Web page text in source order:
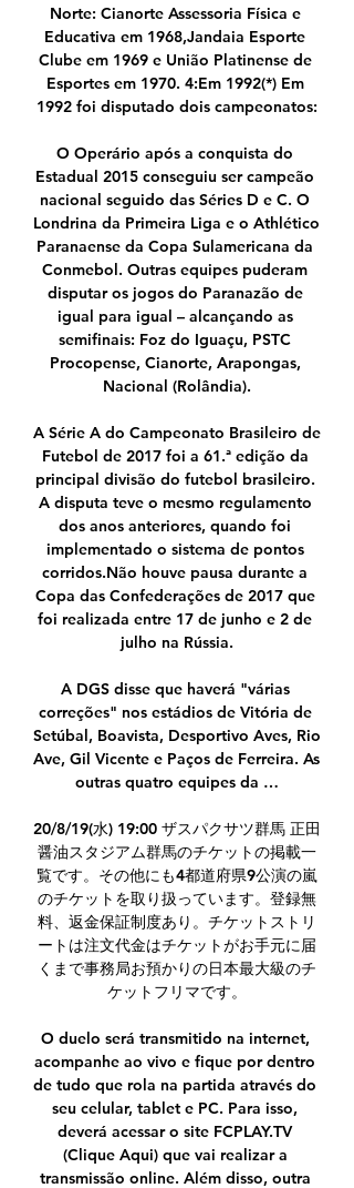
Norte: Cianorte Assessoria Física e
Educativa em 1968,Jandaia Esporte
Clube em 1969 e União Platinense de
Esportes em 1970. 4:Em 1992(*) Em
1992 foi disputado dois campeonatos:
O Operário após a conquista do
Estadual 2015 conseguiu ser campeão
nacional seguido das Séries D e C. O
Londrina da Primeira Liga e o Athlético
Paranaense da Copa Sulamericana da
Conmebol. Outras equipes puderam
disputar os jogos do Paranazão de
igual para igual – alcançando as
semifinais: Foz do Iguaçu, PSTC
Procopense, Cianorte, Arapongas,
Nacional (Rolândia).
A Série A do Campeonato Brasileiro de
Futebol de 2017 foi a 61.ª edição da
principal divisão do futebol brasileiro.
A disputa teve o mesmo regulamento
dos anos anteriores, quando foi
implementado o sistema de pontos
corridos.Não houve pausa durante a
Copa das Confederações de 2017 que
foi realizada entre 17 de junho e 2 de
julho na Rússia.
A DGS disse que haverá "várias
correções" nos estádios de Vitória de
Setúbal, Boavista, Desportivo Aves, Rio
Ave, Gil Vicente e Paços de Ferreira. As
outras quatro equipes da …
20/8/19(水) 19:00 ザスパクサツ群馬 正田
醤油スタジアム群馬のチケットの掲載一
覧です。その他にも4都道府県9公演の嵐
のチケットを取り扱っています。登録無
料、返金保証制度あり。チケットストリ
ートは注文代金はチケットがお手元に届
くまで事務局お預かりの日本最大級のチ
ケットフリマです。
O duelo será transmitido na internet,
acompanhe ao vivo e fique por dentro
de tudo que rola na partida através do
seu celular, tablet e PC. Para isso,
deverá acessar o site FCPLAY.TV
(Clique Aqui) que vai realizar a
transmissão online. Além disso, outra